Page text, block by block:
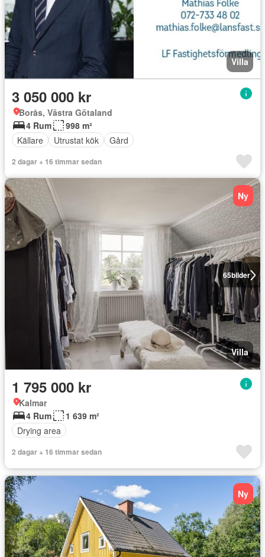
Villa
3 050 000 kr
Borås, Västra Götaland
4 Rum
998 m²
Källare
Utrustat kök Gård
2 dagar + 16 timmar sedan
65bilder
Ny
Villa
1 795 000 kr
Kalmar
4 Rum
1 639 m²
Drying area
2 dagar + 16 timmar sedan
Ny